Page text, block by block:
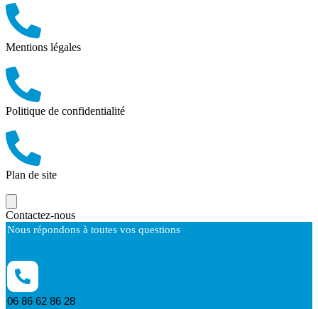
Mentions légales
Politique de confidentialité
Plan de site
Contactez-nous
Nous répondons à toutes vos questions
06 86 62 86 28